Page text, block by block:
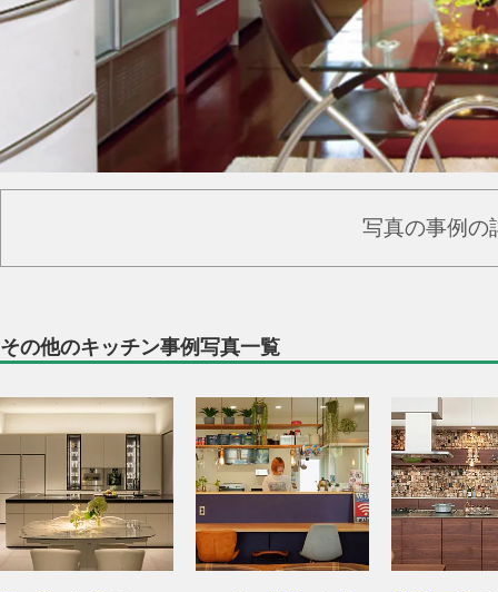
写真の事例の
その他のキッチン事例写真一覧